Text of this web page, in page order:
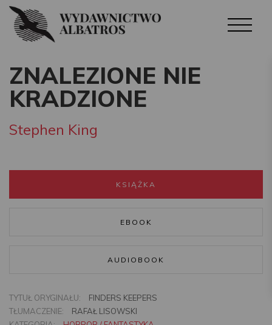
ZNALEZIONE NIE
KRADZIONE
Stephen King
KSIĄŻKA
EBOOK
AUDIOBOOK
TYTUŁ ORYGINAŁU:
FINDERS KEEPERS
TŁUMACZENIE:
RAFAŁ LISOWSKI